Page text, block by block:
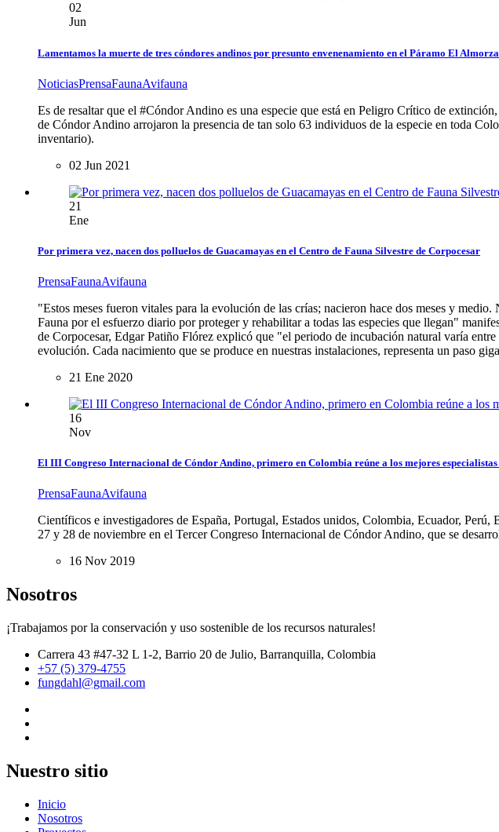
02
Jun
Lamentamos la muerte de tres cóndores andinos por presunto envenenamiento en el Páramo El
NoticiasPrensaFaunaAvifauna
Es de resaltar que el #Cóndor Andino es una especie que está en Peligro Crítico de
de Cóndor Andino arrojaron la presencia de tan solo 63 individuos de la especie en toda
inventario).
02 Jun 2021
21
Ene
Por primera vez, nacen dos polluelos de Guacamayas en el Centro de Fauna Silvestre de Corpocesar
PrensaFaunaAvifauna
"Estos meses fueron vitales para la evolución de las crías; nacieron hace dos meses y
Fauna por el esfuerzo diario por proteger y rehabilitar a todas las especies que llegan"
de Corpocesar, Edgar Patiño Flórez explicó que "el periodo de incubación natural varía
evolución. Cada nacimiento que se produce en nuestras instalaciones, representa un paso
21 Ene 2020
16
Nov
El III Congreso Internacional de Cóndor Andino, primero en Colombia reúne a los mejores especialistas
PrensaFaunaAvifauna
Científicos e investigadores de España, Portugal, Estados unidos, Colombia, Ecuador,
27 y 28 de noviembre en el Tercer Congreso Internacional de Cóndor Andino, que se
16 Nov 2019
Nosotros
¡Trabajamos por la conservación y uso sostenible de los recursos naturales!
Carrera 43 #47-32 L 1-2, Barrio 20 de Julio, Barranquilla, Colombia
+57 (5) 379-4755
fungdahl@gmail.com
Nuestro sitio
Inicio
Nosotros